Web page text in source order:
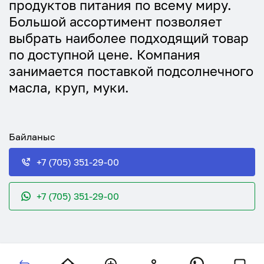
продуктов питания по всему миру.
Большой ассортимент позволяет
выбрать наиболее подходящий товар
по доступной цене. Компания
занимается поставкой подсолнечного
масла, круп, муки.
Байланыс
+7 (705) 351-29-00
+7 (705) 351-29-00